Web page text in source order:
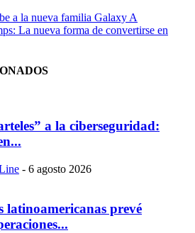
a la nueva familia Galaxy A
La nueva forma de convertirse en
a la ciberseguridad:
- 6 agosto 2026
latinoamericanas prevé